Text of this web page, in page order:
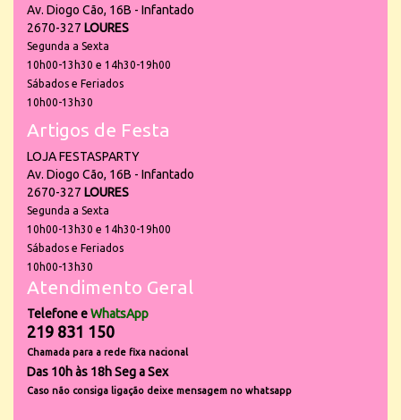
Av. Diogo Cão, 16B - Infantado
2670-327 LOURES
Segunda a Sexta
10h00-13h30 e 14h30-19h00
Sábados e Feriados
10h00-13h30
Artigos de Festa
LOJA FESTASPARTY
Av. Diogo Cão, 16B - Infantado
2670-327 LOURES
Segunda a Sexta
10h00-13h30 e 14h30-19h00
Sábados e Feriados
10h00-13h30
Atendimento Geral
Telefone eWhatsApp
219 831 150
Chamada para a rede fixa nacional
Das 10h às 18h Seg a Sex
Caso não consiga ligação deixe mensagem no whatsapp